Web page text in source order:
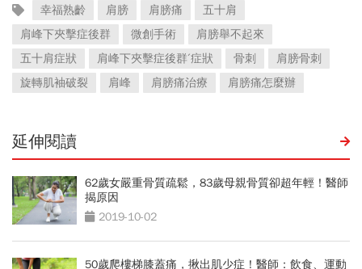
幸福熟齡 肩膀 肩膀痛
五十肩
肩峰下夾擊症後群
微創手術
肩膀舉不起來
五十肩症狀
肩峰下夾擊症後群ˊ症狀 骨刺
肩膀骨刺
旋轉肌袖破裂
肩峰 肩膀痛治療 肩膀痛怎麼辦
延伸閱讀
62歲女嚴重骨質疏鬆，83歲母親骨質卻超年輕！醫師
揭原因
2019-10-02
50歲爬樓梯膝蓋痛，揪出肌少症！醫師：飲食、運動